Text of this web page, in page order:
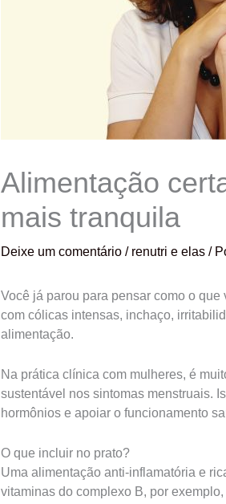
Alimentação
mais tranquila
Deixe um comentário / renutri e elas/
Você já parou para pensar como o
com cólicas intensas, inchaço,
alimentação.
Na prática clínica com mulheres, é
sustentável nos sintomas menstruais.
hormônios e apoiar o funcionamento
O que incluir no prato?
Uma alimentação anti-inflamatória e
vitaminas do complexo B, por